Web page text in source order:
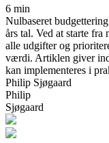
6 min
Nulbaseret
års tal. Ved at starte
alle udgifter og
værdi. Artiklen giver
kan implementeres i
Philip Sjøgaard
Philip
Sjøgaard